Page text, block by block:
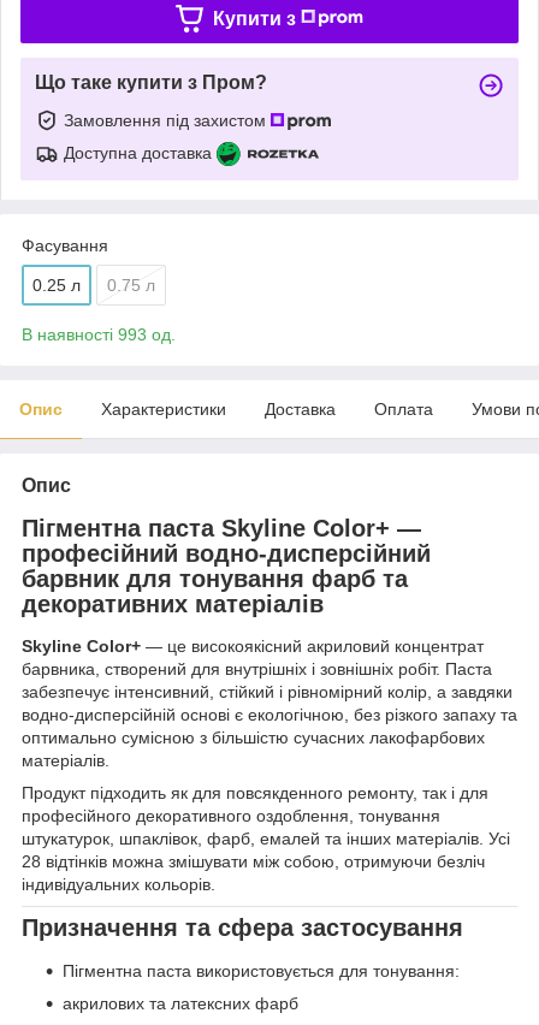
Купити з
Що таке купити з Пром?
Замовлення під захистом
Доступна доставка
Фасування
0.25 л 0.75 л
В наявності 993 од.
Опис Характеристики Доставка Оплата Умови
Опис
Пігментна паста Skyline Color+ —
професійний водно-дисперсійний
барвник для тонування фарб та
декоративних матеріалів
Skyline Color+ — це високоякісний акриловий концентрат
барвника, створений для внутрішніх і зовнішніх робіт. Паста
забезпечує інтенсивний, стійкий і рівномірний колір, а завдяки
водно-дисперсійній основі є екологічною, без різкого запаху та
оптимально сумісною з більшістю сучасних лакофарбових
матеріалів.
Продукт підходить як для повсякденного ремонту, так і для
професійного декоративного оздоблення, тонування
штукатурок, шпаклівок, фарб, емалей та інших матеріалів. Усі
28 відтінків можна змішувати між собою, отримуючи безліч
індивідуальних кольорів.
Призначення та сфера застосування
Пігментна паста використовується для тонування:
акрилових та латексних фарб